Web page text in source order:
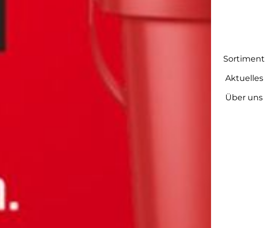
Sortiment
Aktuelles
Über uns